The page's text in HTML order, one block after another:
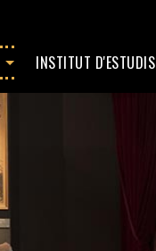
INSTITUT D'ESTUDIS